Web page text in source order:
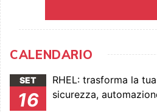
CALENDARIO
SET
16
RHEL: trasforma la
sicurezza,